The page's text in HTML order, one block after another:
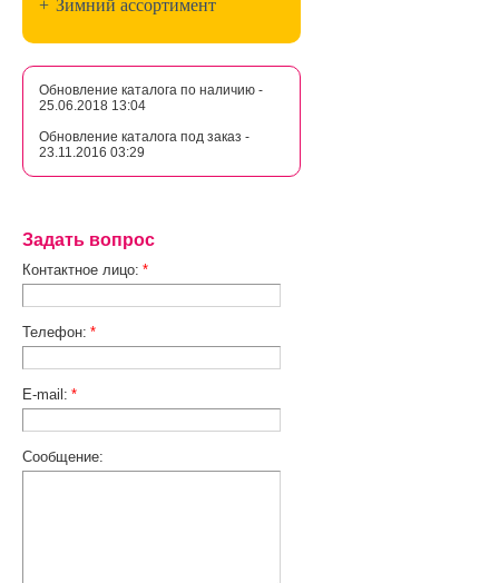
+ Зимний ассортимент
Обновление каталога по наличию -
25.06.2018 13:04
Обновление каталога под заказ -
23.11.2016 03:29
Задать вопрос
Контактное лицо: *
Телефон: *
E-mail: *
Сообщение: